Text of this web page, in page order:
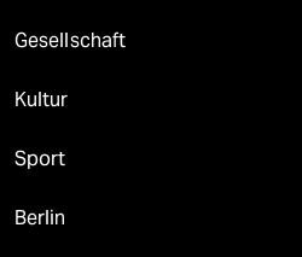
Gesellschaft
Kultur
Sport
Berlin